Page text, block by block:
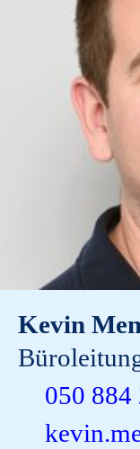
Kevin
050 884